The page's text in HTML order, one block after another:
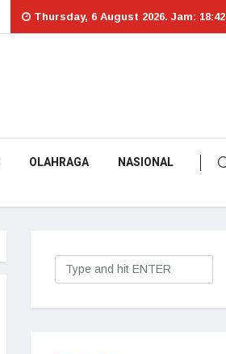
Thursday, 6 August 2026. Jam: 18:42
OLAHRAGA NASIONAL